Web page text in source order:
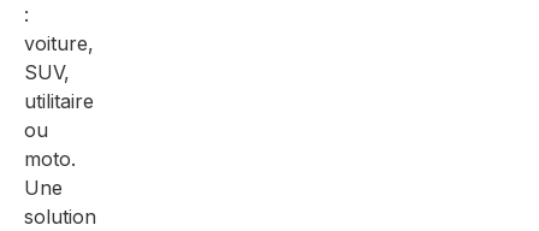
:
voiture,
SUV,
utilitaire
ou
moto.
Une
solution